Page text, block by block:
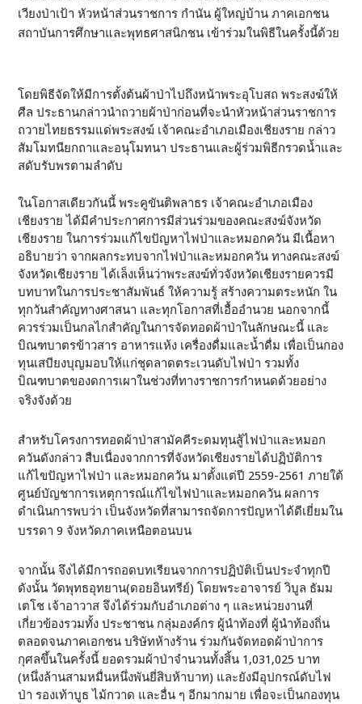
เวียงป่าเป้า หัวหน้าส่วนราชการ กำนัน ผู้ใหญ่บ้าน ภาคเอกชน
สถาบันการศึกษาและพุทธศาสนิกชน เข้าร่วมในพิธีในครั้งนี้ด้วย
โดยพิธีจัดให้มีการตั้งต้นผ้าป่าไปถึงหน้าพระอุโบสถ พระสงฆ์ให้
ศีล ประธานกล่าวนำถวายผ้าป่าก่อนที่จะนำหัวหน้าส่วนราชการ
ถวายไทยธรรมแด่พระสงฆ์ เจ้าคณะอำเภอเมืองเชียงราย กล่าว
สัมโมทนียกถาและอนุโมทนา ประธานและผู้ร่วมพิธีกรวดน้ำและ
สดับรับพรตามลำดับ
ในโอกาสเดียวกันนี้ พระคูขันติพลาธร เจ้าคณะอำเภอเมือง
เชียงราย ได้มีคำประกาศการมีส่วนร่วมของคณะสงฆ์จังหวัด
เชียงราย ในการร่วมแก้ไขปัญหาไฟป่าและหมอกควัน มีเนื้อหา
อธิบายว่า จากผลกระทบจากไฟป่าและหมอกควัน ทางคณะสงฆ์
จังหวัดเชียงราย ได้เล็งเห็นว่าพระสงฆ์ทั่วจังหวัดเชียงรายควรมี
บทบาทในการประชาสัมพันธ์ ให้ความรู้ สร้างความตระหนัก ใน
ทุกวันสำคัญทางศาสนา และทุกโอกาสที่เอื้ออำนวย นอกจากนี้
ควรร่วมเป็นกลไกสำคัญในการจัดทอดผ้าป่าในลักษณะนี้ และ
บิณฑบาตรข้าวสาร อาหารแห้ง เครื่องดื่มและน้ำดื่ม เพื่อเป็นกอง
ทุนเสบียงบุญมอบให้แก่ชุดลาดตระเวนดับไฟป่า รวมทั้ง
บิณฑบาตของดการเผาในช่วงที่ทางราชการกำหนดด้วยอย่าง
จริงจังด้วย
สำหรับโครงการทอดผ้าป่าสามัคคีระดมทุนสู้ไฟป่าและหมอก
ควันดังกล่าว สืบเนื่องจากการที่จังหวัดเชียงรายได้ปฏิบัติการ
แก้ไขปัญหาไฟป่า และหมอกควัน มาตั้งแต่ปี 2559-2561 ภายใต้
ศูนย์บัญชาการเหตุการณ์แก้ไขไฟป่าและหมอกควัน ผลการ
ดำเนินการพบว่า เป็นจังหวัดที่สามารถจัดการปัญหาได้ดีเยี่ยมใน
บรรดา 9 จังหวัดภาคเหนือตอนบน
จากนั้น จึงได้มีการถอดบทเรียนจากการปฏิบัติเป็นประจำทุกปี
ดังนั้น วัดพุทธอุทยาน(ดอยอินทรีย์) โดยพระอาจารย์ วิบูล ธัมม
เตโช เจ้าอาวาส จึงได้ร่วมกับอำเภอต่าง ๆ และหน่วยงานที่
เกี่ยวข้องรวมทั้ง ประชาชน กลุ่มองค์กร ผู้นำท้องที่ ผู้นำท้องถิ่น
ตลอดจนภาคเอกชน บริษัทห้างร้าน ร่วมกันจัดทอดผ้าป่าการ
กุศลขึ้นในครั้งนี้ ยอดรวมผ้าป่าจำนวนทั้งสิ้น 1,031,025 บาท
(หนึ่งล้านสามหมื่นหนึ่งพันยี่สิบห้าบาท) และยังมีอุปกรณ์ดับไฟ
ป่า รองเท้าบูธ ไม้กวาด และอื่น ๆ อีกมากมาย เพื่อจะเป็นกองทุน